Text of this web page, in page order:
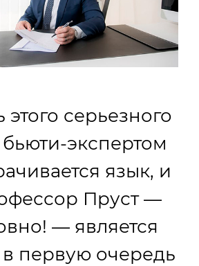
этого серьезного
экспертом
язык, и
Пруст —
— является
первую очередь